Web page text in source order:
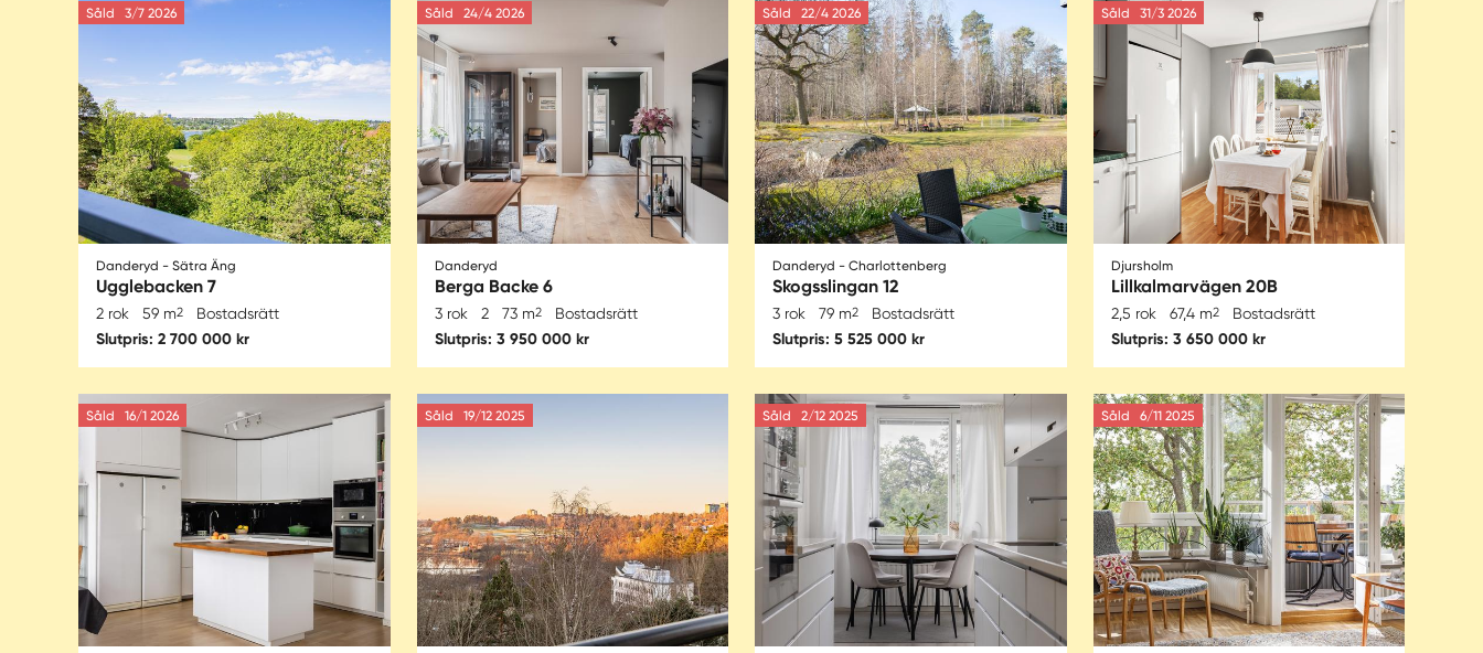
Såld 3/7 2026
Danderyd - Sätra Äng
Ugglebacken 7
2 rok 59 m2 Bostadsrätt
Slutpris: 2 700 000 kr
Såld 24/4 2026
Danderyd
Berga Backe 6
3 rok 2 73 m2 Bostadsrätt
Slutpris: 3 950 000 kr
Såld 22/4 2026
Danderyd - Charlottenberg
Skogsslingan 12
3 rok 79 m2 Bostadsrätt
Slutpris: 5 525 000 kr
Såld 31/3 2026
Djursholm
Lillkalmarvägen 20B
2,5 rok 67,4 m2 Bostadsrätt
Slutpris: 3 650 000 kr
Såld 16/1 2026 Såld 19/12 2025 Såld 2/12 2025 Såld 6/11 2025